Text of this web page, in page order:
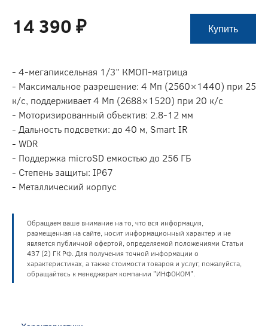
14 390 ₽ Купить
- 4-мегапиксельная 1/3” КМОП-матрица
- Максимальное разрешение: 4 Мп (2560×1440) при 25
к/с, поддерживает 4 Мп (2688×1520) при 20 к/с
- Моторизированный объектив: 2.8-12 мм
- Дальность подсветки: до 40 м, Smart IR
- WDR
- Поддержка microSD емкостью до 256 ГБ
- Степень защиты: IP67
- Металлический корпус
Обращаем ваше внимание на то, что вся информация,
размещенная на сайте, носит информационный характер и не
является публичной офертой, определяемой положениями Статьи
437 (2) ГК РФ. Для получения точной информации о
характеристиках, а также стоимости товаров и услуг, пожалуйста,
обращайтесь к менеджерам компании "ИНФОКОМ".